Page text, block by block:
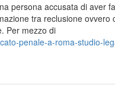
persona accusata di aver
tra reclusione ovvero
Per mezzo di
penale-a-roma-studio-